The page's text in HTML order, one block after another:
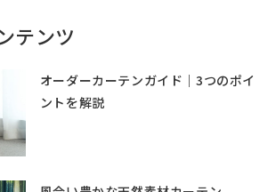
テンツ
オーダーカーテンガイド｜3つのポイ
ントを解説